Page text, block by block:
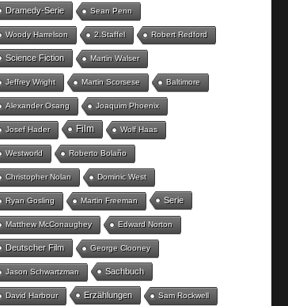
Dramedy-Serie Sean Penn
Woody Harrelson 2.Staffel Robert Redford
Science Fiction Martin Walser
Jeffrey Wright Martin Scorsese Baltimore
Alexander Osang Joaquim Phoenix
Josef Hader Film Wolf Haas
Westworld Roberto Bolaño
Christopher Nolan Dominic West
Ryan Gosling Martin Freeman Serie
Matthew McConaughey Edward Norton
Deutscher Film George Clooney
Jason Schwartzman Sachbuch
David Harbour Erzählungen Sam Rockwell